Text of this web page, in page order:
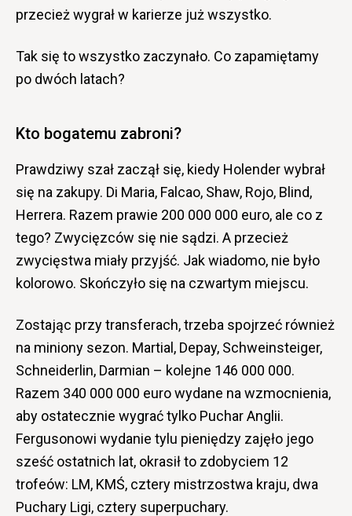
przecież wygrał w karierze już wszystko.
Tak się to wszystko zaczynało. Co zapamiętamy
po dwóch latach?
Kto bogatemu zabroni?
Prawdziwy szał zaczął się, kiedy Holender wybrał
się na zakupy. Di Maria, Falcao, Shaw, Rojo, Blind,
Herrera. Razem prawie 200 000 000 euro, ale co z
tego? Zwycięzców się nie sądzi. A przecież
zwycięstwa miały przyjść. Jak wiadomo, nie było
kolorowo. Skończyło się na czwartym miejscu.
Zostając przy transferach, trzeba spojrzeć również
na miniony sezon. Martial, Depay, Schweinsteiger,
Schneiderlin, Darmian – kolejne 146 000 000.
Razem 340 000 000 euro wydane na wzmocnienia,
aby ostatecznie wygrać tylko Puchar Anglii.
Fergusonowi wydanie tylu pieniędzy zajęło jego
sześć ostatnich lat, okrasił to zdobyciem 12
trofeów: LM, KMŚ, cztery mistrzostwa kraju, dwa
Puchary Ligi, cztery superpuchary.